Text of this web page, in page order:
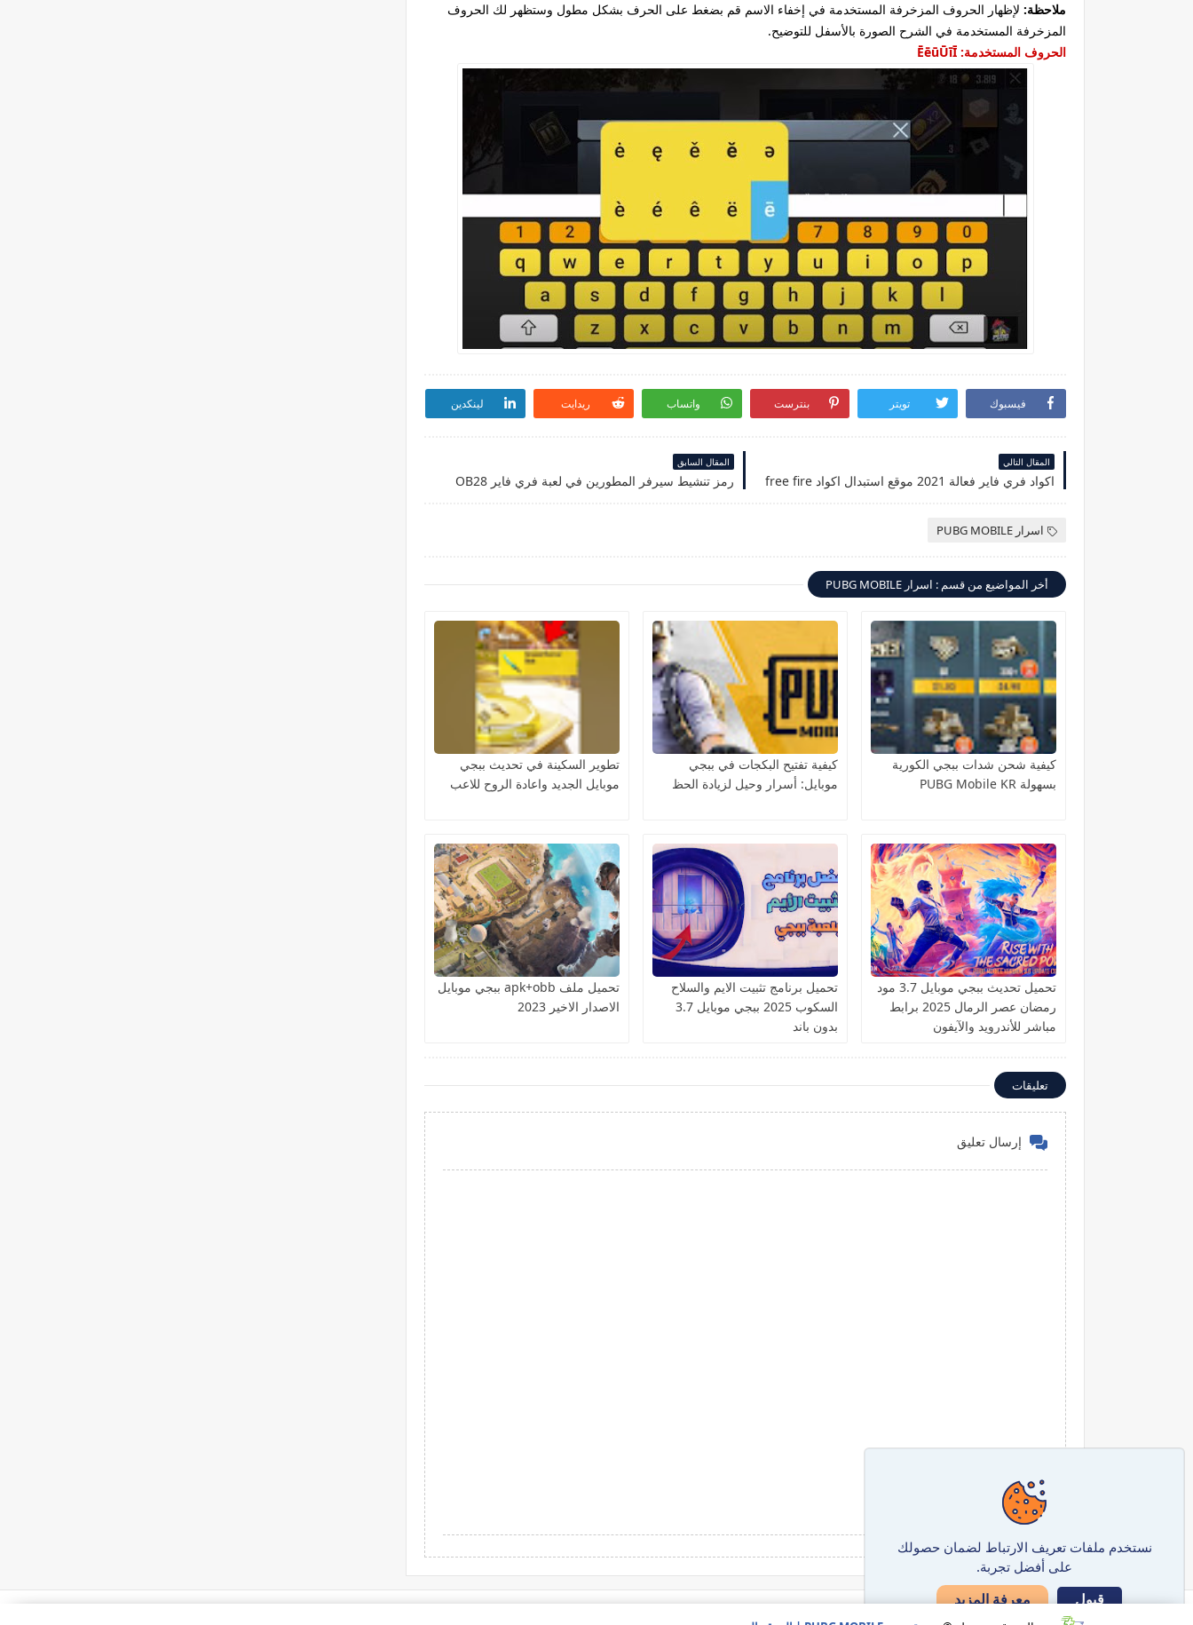
ملاحظة: لإظهار الحروف المزخرفة المستخدمة في إخفاء الاسم قم بضغط على الحرف بشكل مطول وستظهر لك الحروف
المزخرفة المستخدمة في الشرح الصورة بالأسفل للتوضيح.
الحروف المستخدمة: ĒēūŪīĪ
فيسبوك تويتر بنترست واتساب ريدايت لينكدين
المقال التالي
اكواد فري فاير فعالة 2021 موقع استبدال اكواد free fire
المقال السابق
رمز تنشيط سيرفر المطورين في لعبة فري فاير OB28
اسرار PUBG MOBILE
أخر المواضيع من قسم : اسرار PUBG MOBILE
كيفية شحن شدات ببجي الكورية
بسهولة PUBG Mobile KR
كيفية تفتيح البكجات في ببجي
موبايل: أسرار وحيل لزيادة الحظ
تطوير السكينة في تحديث ببجي
موبايل الجديد واعادة الروح للاعب
تحميل تحديث ببجي موبايل 3.7 مود
رمضان عصر الرمال 2025 برابط
مباشر للأندرويد والآيفون
تحميل برنامج تثبيت الايم والسلاح
السكوب 2025 ببجي موبايل 3.7
بدون باند
تحميل ملف apk+obb ببجي موبايل
الاصدار الاخير 2023
تعليقات
إرسال تعليق
نستخدم ملفات تعريف الارتباط لضمان حصولك
على أفضل تجربة.
قبول معرفة المزيد